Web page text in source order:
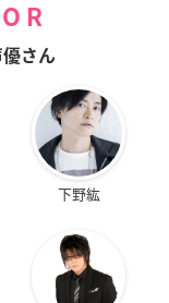
さん
下野紘